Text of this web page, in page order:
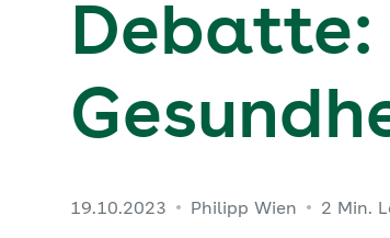
19.10.2023 Philipp Wien 2 Min.